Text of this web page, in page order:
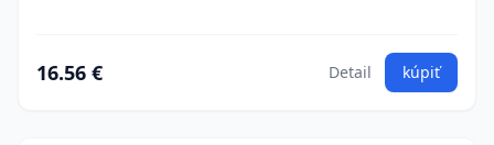
16.56 € Detail kúpiť